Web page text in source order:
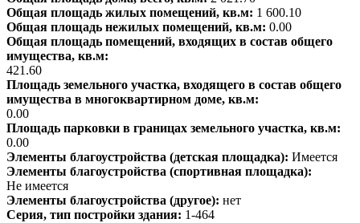
Общая площадь жилых помещений, кв.м: 1 600.10
Общая площадь нежилых помещений, кв.м: 0.00
Общая площадь помещений, входящих в состав общего
имущества, кв.м:
421.60
Площадь земельного участка, входящего в состав общего
имущества в многоквартирном доме, кв.м:
0.00
Площадь парковки в границах земельного участка, кв.м:
0.00
Элементы благоустройства (детская площадка): Имеется
Элементы благоустройства (спортивная площадка):
Не имеется
Элементы благоустройства (другое): нет
Серия, тип постройки здания: 1-464